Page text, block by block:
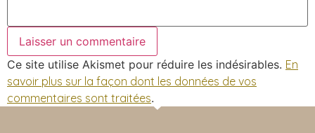
Ce site utilise Akismet pour réduire les indésirables. En
savoir plus sur la façon dont les données de vos
commentaires sont traitées.